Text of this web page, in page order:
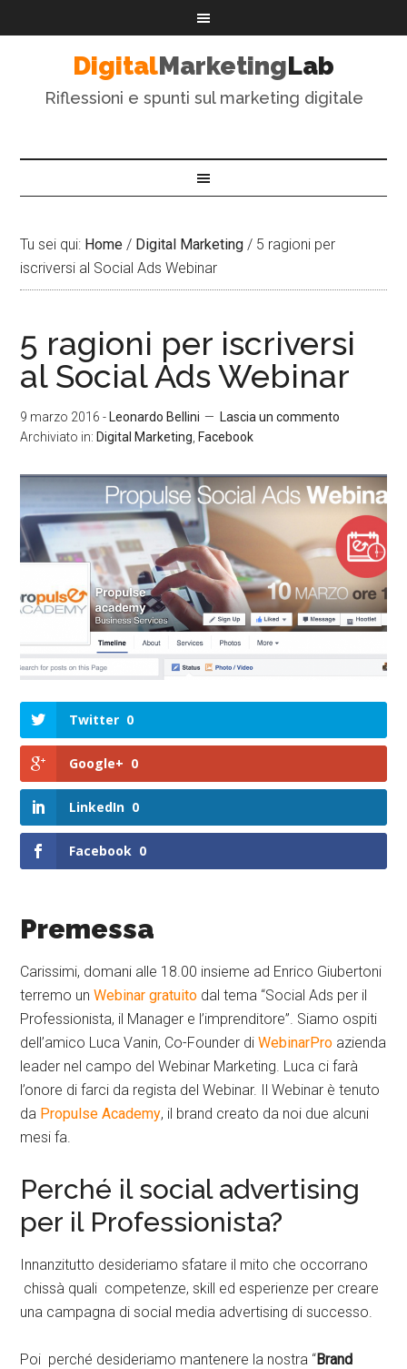
DigitalMarketingLab
Riflessioni e spunti sul marketing digitale
Tu sei qui: Home / Digital Marketing / 5 ragioni per
iscriversi al Social Ads Webinar
5 ragioni per iscriversi
al Social Ads Webinar
9 marzo 2016 - Leonardo Bellini
Lascia un commento
Archiviato in: Digital Marketing Facebook
Twitter 0
Google+ 0
LinkedIn 0
Facebook 0
Premessa
Carissimi, domani alle 18.00 insieme ad Enrico Giubertoni
terremo unWebinar gratuito dal tema “Social Ads per il
Professionista, il Manager e l’imprenditore”. Siamo ospiti
dell’amico Luca Vanin, Co-Founder diWebinarPro azienda
leader nel campo del Webinar Marketing. Luca ci farà
l’onore di farci da regista del Webinar. Il Webinar è tenuto
da Propulse Academy, il brand creato da noi due alcuni
mesi fa.
Perché il social advertising
per il Professionista?
Innanzitutto desideriamo sfatare il mito che occorrano
chissà quali competenze, skill ed esperienze per creare
una campagna di social media advertising di successo.
Poi perché desideriamo mantenere la nostra “Brand